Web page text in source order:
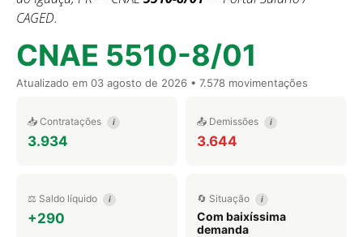
CAGED.
CNAE 5510-8/01
Atualizado em 03 agosto de 2026 • 7.578 movimentações
📥 Contratações i
3.934
📤 Demissões i
3.644
⚖️ Saldo líquido i
+290
🔄 Situação i
Com baixíssima
demanda